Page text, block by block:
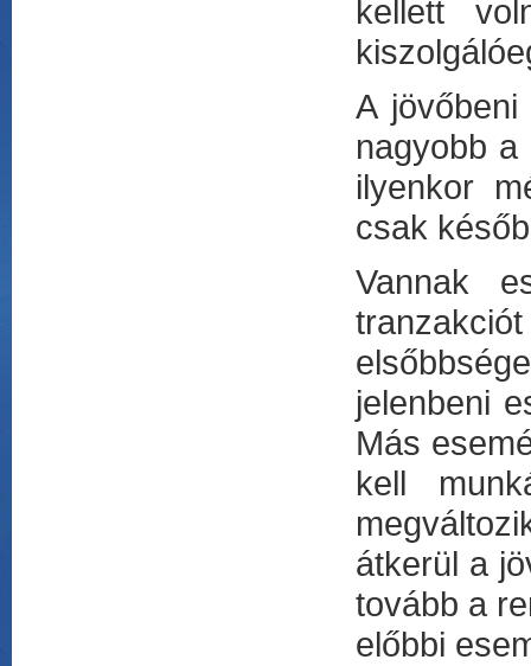
kellett
A
nagyobb
ilyenkor
csak
Vannak
jelenbeni
Más
kell
átkerül a
tovább a
előbbi